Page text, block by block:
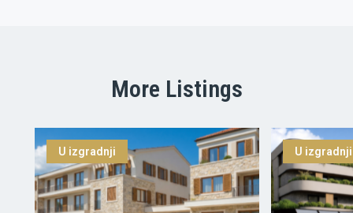
More Listings
U izgradnji U izgradnji